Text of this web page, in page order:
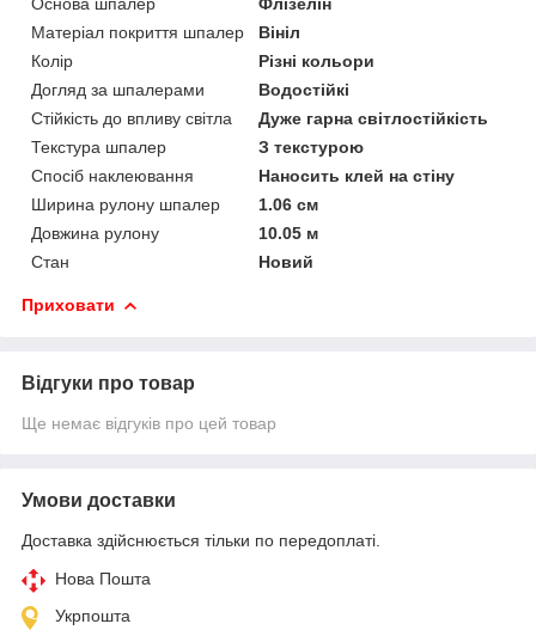
Матеріал покриття шпалер
Вініл
Колір
Різні кольори
Догляд за шпалерами
Водостійкі
Стійкість до впливу світла
Дуже гарна світлостійкість
Текстура шпалер
З текстурою
Спосіб наклеювання
Наносить клей на стіну
Ширина рулону шпалер
1.06 см
Довжина рулону
10.05 м
Стан
Новий
Приховати
Відгуки про товар
Ще немає відгуків про цей товар
Умови доставки
Доставка здійснюється тільки по передоплаті.
Нова Пошта
Укрпошта